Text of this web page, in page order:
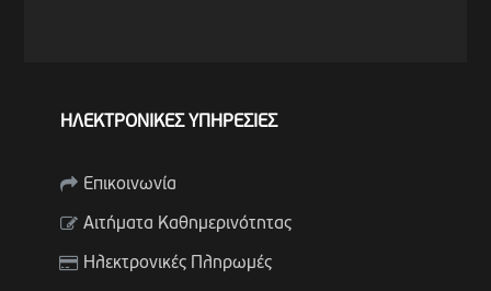
ΗΛΕΚΤΡΟΝΙΚΕΣ ΥΠΗΡΕΣΙΕΣ
Επικοινωνία
Αιτήματα Καθημερινότητας
Ηλεκτρονικές Πληρωμές